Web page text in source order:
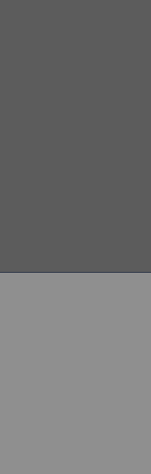
транспорт